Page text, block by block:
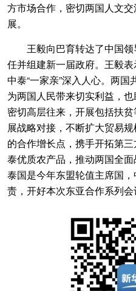
方市场合作，密切两国人文
展。
王毅向巴育转达了中国领
任并组建新一届政府。王毅
中泰“一家亲”深入人心。两国
为两国人民带来切实利益，
密切高层往来，开展包括扶
展战略对接，不断扩大贸易
的合作增长点，携手开拓第
泰优质农产品，推动两国全面
泰国是今年东盟轮值主席国
责，开好本次东亚合作系列会